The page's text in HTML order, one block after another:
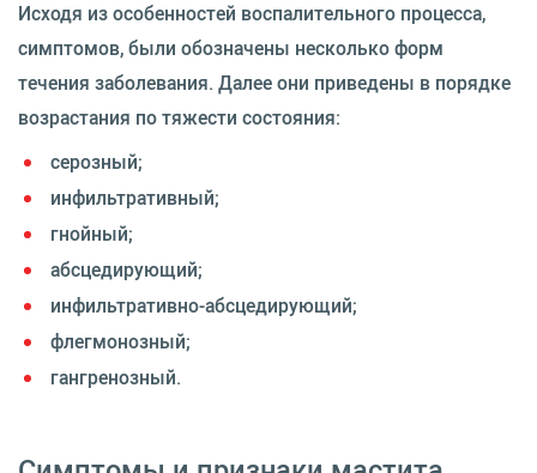
Исходя из особенностей воспалительного процесса,
симптомов, были обозначены несколько форм
течения заболевания. Далее они приведены в порядке
возрастания по тяжести состояния:
серозный;
инфильтративный;
гнойный;
абсцедирующий;
инфильтративно-абсцедирующий;
флегмонозный;
гангренозный.